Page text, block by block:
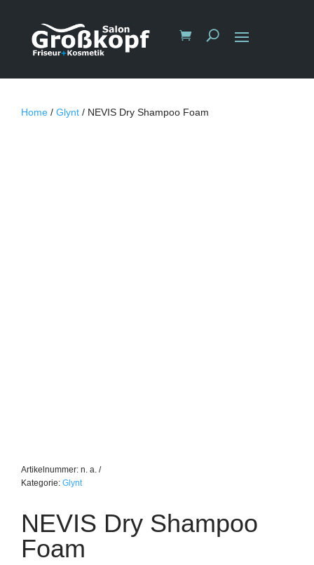
Home / Glynt / NEVIS Dry Shampoo Foam
Artikelnummer: n. a.
Kategorie: Glynt
NEVIS Dry Shampoo
Foam